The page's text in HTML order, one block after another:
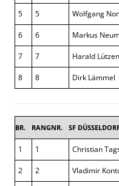
5 5 Wolfgang
6 6 Markus
7 7 Harald
8 8 Dirk Lämmel
BR. RANGNR. SF
1 1 Christian
2 2 Vladimir